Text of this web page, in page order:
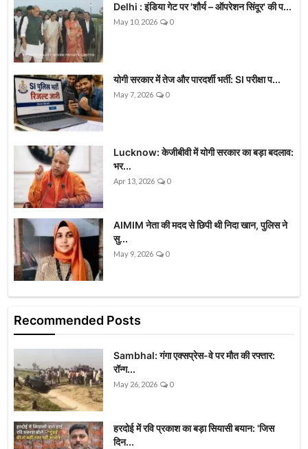
Delhi : इंडिया गेट पर 'शौर्य – ऑपरेशन सिंदूर' की प...
May 10, 2026 0
योगी सरकार में तेज और पारदर्शी भर्ती: SI परीक्षा प...
May 7, 2026 0
Lucknow: केजीबीवी में योगी सरकार का बड़ा बदलाव:
भर...
Apr 13, 2026 0
AIMIM नेता की मदद से छिपी थी निदा खान, पुलिस ने
सु...
May 9, 2026 0
Recommended Posts
Sambhal: गंगा एक्सप्रेस-वे पर मौत की रफ्तार:
रॉन्ग...
May 26, 2026 0
हरदोई में रवि प्रकाश का बड़ा सियासी बयान: 'जिस
दिन...